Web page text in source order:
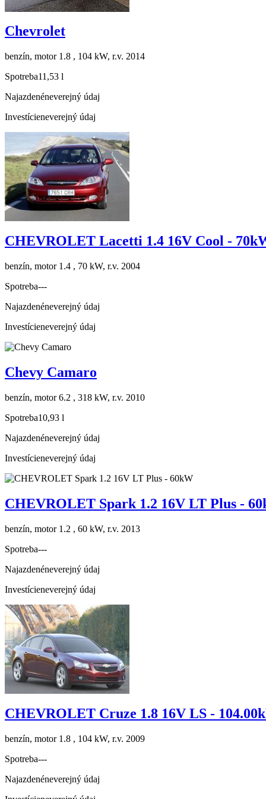
Chevrolet
benzín, motor 1.8 , 104 kW, r.v. 2014
Spotreba11,53 l
Najazdenéneverejný údaj
Investícieneverejný údaj
CHEVROLET Lacetti 1.4 16V Cool -
benzín, motor 1.4 , 70 kW, r.v. 2004
Spotreba---
Najazdenéneverejný údaj
Investícieneverejný údaj
Chevy Camaro
benzín, motor 6.2 , 318 kW, r.v. 2010
Spotreba10,93 l
Najazdenéneverejný údaj
Investícieneverejný údaj
CHEVROLET Spark 1.2 16V LT Plus -
benzín, motor 1.2 , 60 kW, r.v. 2013
Spotreba---
Najazdenéneverejný údaj
Investícieneverejný údaj
CHEVROLET Cruze 1.8 16V LS -
benzín, motor 1.8 , 104 kW, r.v. 2009
Spotreba---
Najazdenéneverejný údaj